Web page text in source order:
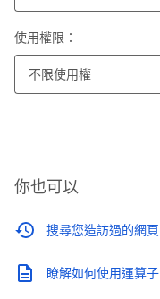
使用權限：
不限使用權
你也可以
搜尋您造訪過的網頁
瞭解如何使用運算子